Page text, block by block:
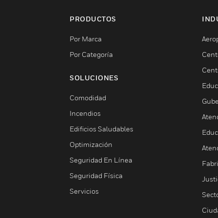
PRODUCTOS
Por Marca
Por Categoría
SOLUCIONES
Comodidad
Incendios
Edificios Saludables
Optimización
Seguridad En Línea
Seguridad Física
Servicios